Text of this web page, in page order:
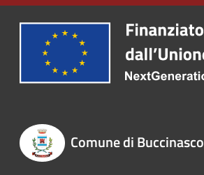
Comune di Buccinasco